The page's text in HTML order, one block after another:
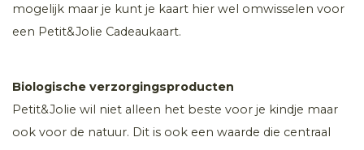
mogelijk maar je kunt je kaart hier wel omwisselen voor
een Petit&Jolie Cadeaukaart.
Biologische verzorgingsproducten
Petit&Jolie wil niet alleen het beste voor je kindje maar
ook voor de natuur. Dit is ook een waarde die centraal